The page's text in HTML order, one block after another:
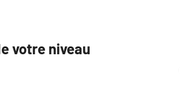
votre niveau